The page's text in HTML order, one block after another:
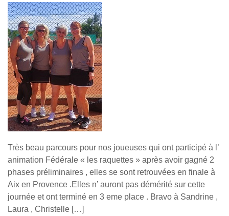
Très beau parcours pour nos joueuses qui ont participé à l’
animation Fédérale « les raquettes » après avoir gagné 2
phases préliminaires , elles se sont retrouvées en finale à
Aix en Provence .Elles n’ auront pas démérité sur cette
journée et ont terminé en 3 eme place . Bravo à Sandrine ,
Laura , Christelle […]